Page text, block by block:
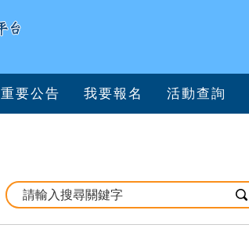
重要公告 我要報名 活動查詢